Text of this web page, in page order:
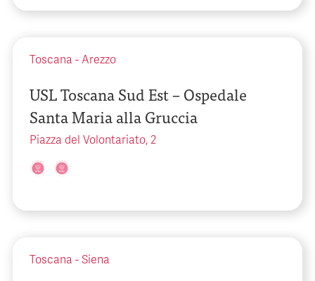
Toscana - Arezzo
USL Toscana Sud Est – Ospedale
Santa Maria alla Gruccia
Piazza del Volontariato, 2
Toscana - Siena